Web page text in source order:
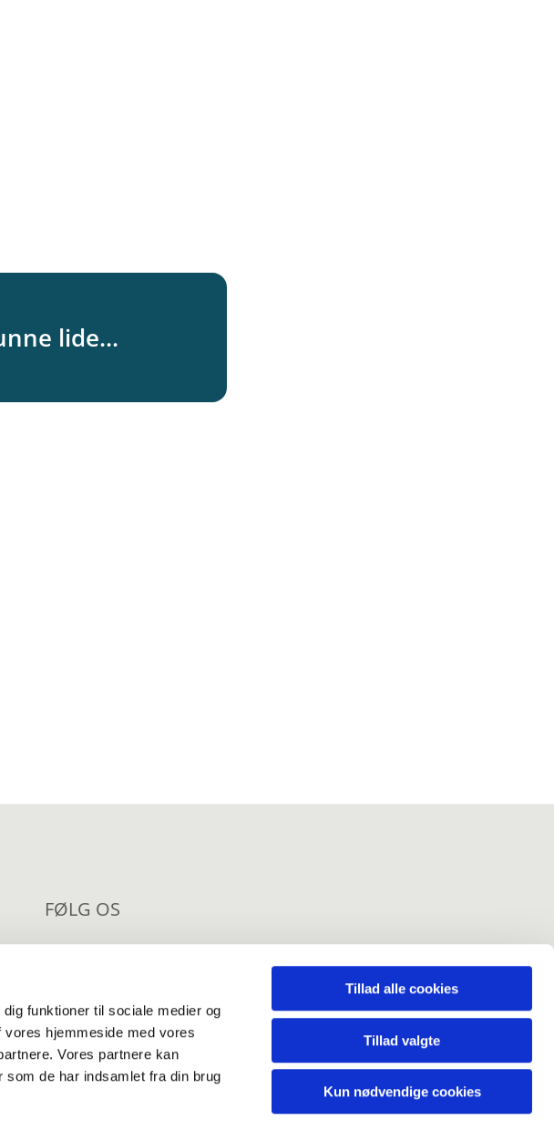
funktioner til sociale medier og
hjemmeside med vores
Vores partnere kan
som de har indsamlet fra din brug
Tillad alle cookies
Tillad valgte
Kun nødvendige cookies
lide...
FØLG OS
Kirkeblad
Tilgængelighedserklæring